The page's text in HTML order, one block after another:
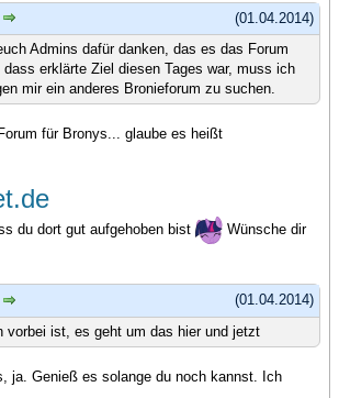
(01.04.2014)
Admins dafür danken, das es das Forum
erklärte Ziel diesen Tages war, muss ich
mir ein anderes Bronieforum zu suchen.
für Bronys... glaube es heißt
du dort gut aufgehoben bist
Wünsche dir
(01.04.2014)
vorbei ist, es geht um das hier und jetzt
ja. Genieß es solange du noch kannst. Ich